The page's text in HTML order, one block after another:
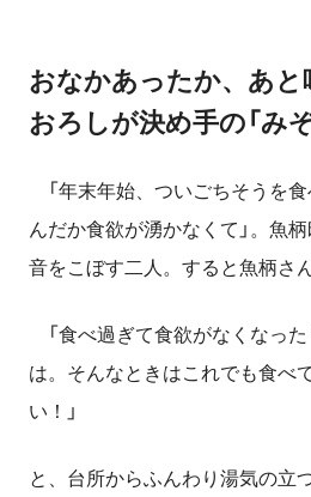
おなかあったか、あと
おろしが決め手の「みぞ
「年末年始、ついごちそうを
んだか食欲が湧かなくて」。魚
音をこぼす二人。すると魚柄さん
「食べ過ぎて食欲がなくなっ
は。そんなときはこれでも食べ
い！」
と、台所からふんわり湯気の立